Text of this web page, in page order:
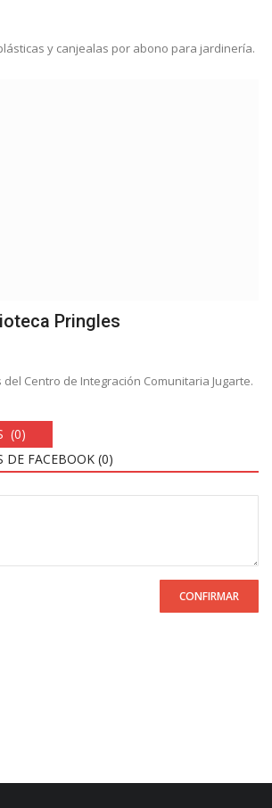
y canjealas por abono para jardinería.
Pringles
del Centro de Integración Comunitaria Jugarte.
(0)
DE FACEBOOK (0)
CONFIRMAR